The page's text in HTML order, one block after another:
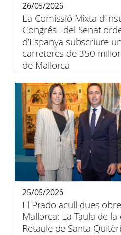
La Comissió Mixta
Congrés i del Senat
d’Espanya subscriure
carreteres de 350
de Mallorca
26/05/2026
El Prado acull dues
Mallorca: La Taula de la
Retaule de Santa
25/05/2026